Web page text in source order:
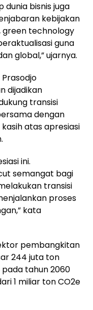
dunia bisnis juga
kebijakan
green technology
guna
global,” ujarnya.
dijadikan
transisi
dengan
atas apresiasi
ini.
semangat bagi
transisi
proses
kata
pembangkitan
244 juta ton
pada tahun 2060
1 miliar ton CO2e